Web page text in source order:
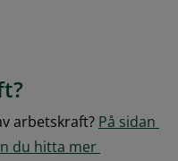
arbetskraft? På sidan
du hitta mer